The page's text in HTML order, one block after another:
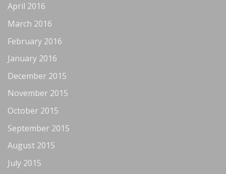
April 2016
March 2016
February 2016
January 2016
December 2015
November 2015
October 2015
September 2015
August 2015
July 2015